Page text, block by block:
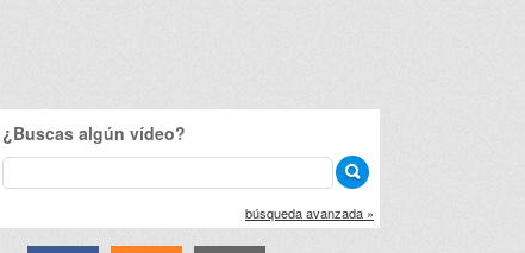
¿Buscas algún vídeo?
búsqueda avanzada »